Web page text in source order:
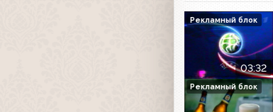
03:32
Рекламный блок
Рекламный блок